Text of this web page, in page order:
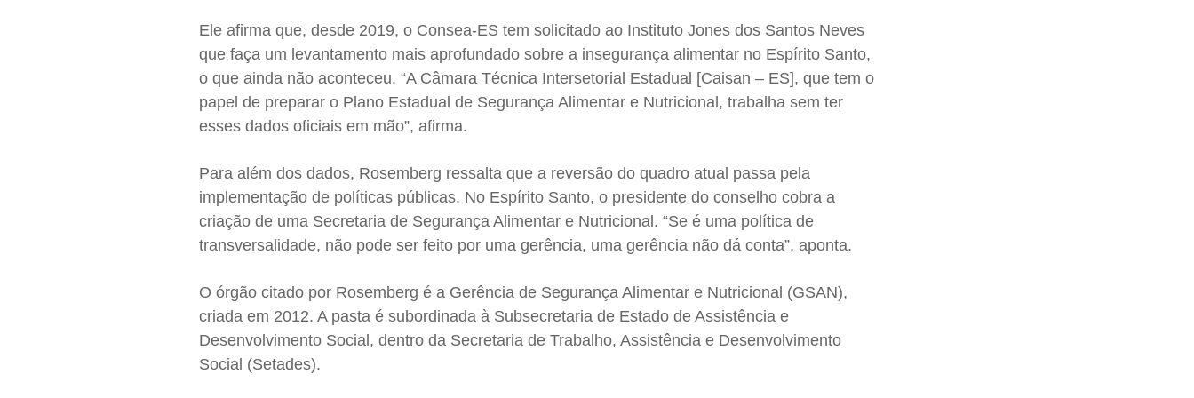
Ele afirma que, desde 2019, o Consea-ES tem solicitado ao Instituto Jones dos Santos Neves
que faça um levantamento mais aprofundado sobre a insegurança alimentar no Espírito Santo,
o que ainda não aconteceu. “A Câmara Técnica Intersetorial Estadual [Caisan – ES], que tem o
papel de preparar o Plano Estadual de Segurança Alimentar e Nutricional, trabalha sem ter
esses dados oficiais em mão”, afirma.
Para além dos dados, Rosemberg ressalta que a reversão do quadro atual passa pela
implementação de políticas públicas. No Espírito Santo, o presidente do conselho cobra a
criação de uma Secretaria de Segurança Alimentar e Nutricional. “Se é uma política de
transversalidade, não pode ser feito por uma gerência, uma gerência não dá conta”, aponta.
O órgão citado por Rosemberg é a Gerência de Segurança Alimentar e Nutricional (GSAN),
criada em 2012. A pasta é subordinada à Subsecretaria de Estado de Assistência e
Desenvolvimento Social, dentro da Secretaria de Trabalho, Assistência e Desenvolvimento
Social (Setades).